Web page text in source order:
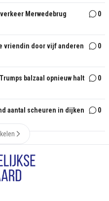
Merwedebrug
0
vriendin door vijf anderen
0
balzaal opnieuw halt
0
aantal scheuren in dijken 0